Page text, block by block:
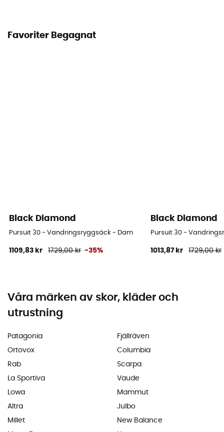
Favoriter Begagnat
Black Diamond
Pursuit 30 - Vandringsryggsäck - Dam
1109,83 kr 1729,00 kr -35%
Black Diamond
Pursuit 30 -
1013,87 kr 1729,00 kr
Våra märken av skor, kläder och
utrustning
Patagonia
Ortovox
Rab
La Sportiva
Lowa
Altra
Millet
Fjällräven
Columbia
Scarpa
Vaude
Mammut
Julbo
New Balance